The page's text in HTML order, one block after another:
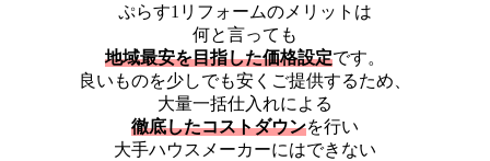
ぷらす1リフォームのメリットは
何と言っても
地域最安を目指した価格設定です。
良いものを少しでも安くご提供するため、
大量一括仕入れによる
徹底したコストダウンを行い
大手ハウスメーカーにはできない